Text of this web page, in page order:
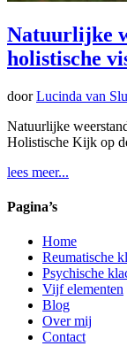
Natuurlijke
holistische
doorLucinda van
Natuurlijke
Holistische Kijk op
lees meer...
Pagina’s
Home
Reumatische
Psychische
Vijf elementen
Blog
Over mij
Contact